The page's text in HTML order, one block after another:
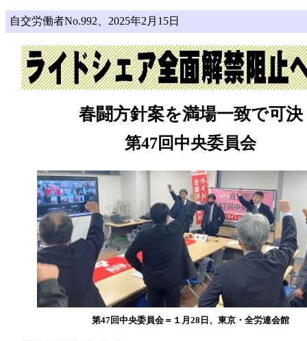
自交労働者No.992、2025年2月15日
春闘方針案を満場一致で可決
第47回中央委員会
第47回中央委員会＝１月28日、東京・全労連会館